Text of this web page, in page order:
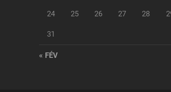
24 25 26 27 28
31
« FÉV